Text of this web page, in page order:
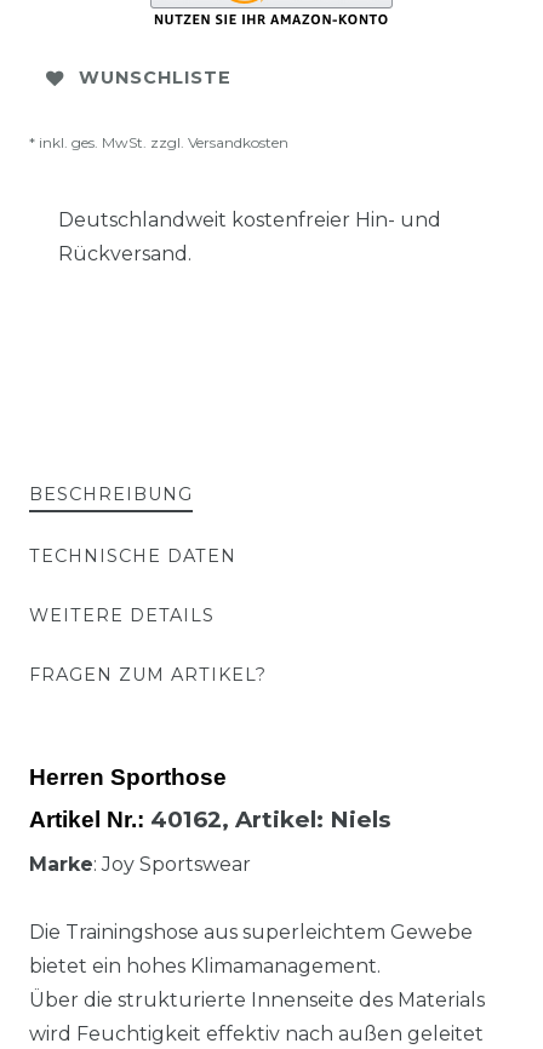
WUNSCHLISTE
* inkl. ges. MwSt. zzgl. Versandkosten
Deutschlandweit kostenfreier Hin- und
Rückversand.
BESCHREIBUNG
TECHNISCHE DATEN
WEITERE DETAILS
FRAGEN ZUM ARTIKEL?
Herren Sporthose
Artikel Nr.: 40162, Artikel: Niels
Marke: Joy Sportswear
Die Trainingshose aus superleichtem Gewebe
bietet ein hohes Klimamanagement.
Über die strukturierte Innenseite des Materials
wird Feuchtigkeit effektiv nach außen geleitet